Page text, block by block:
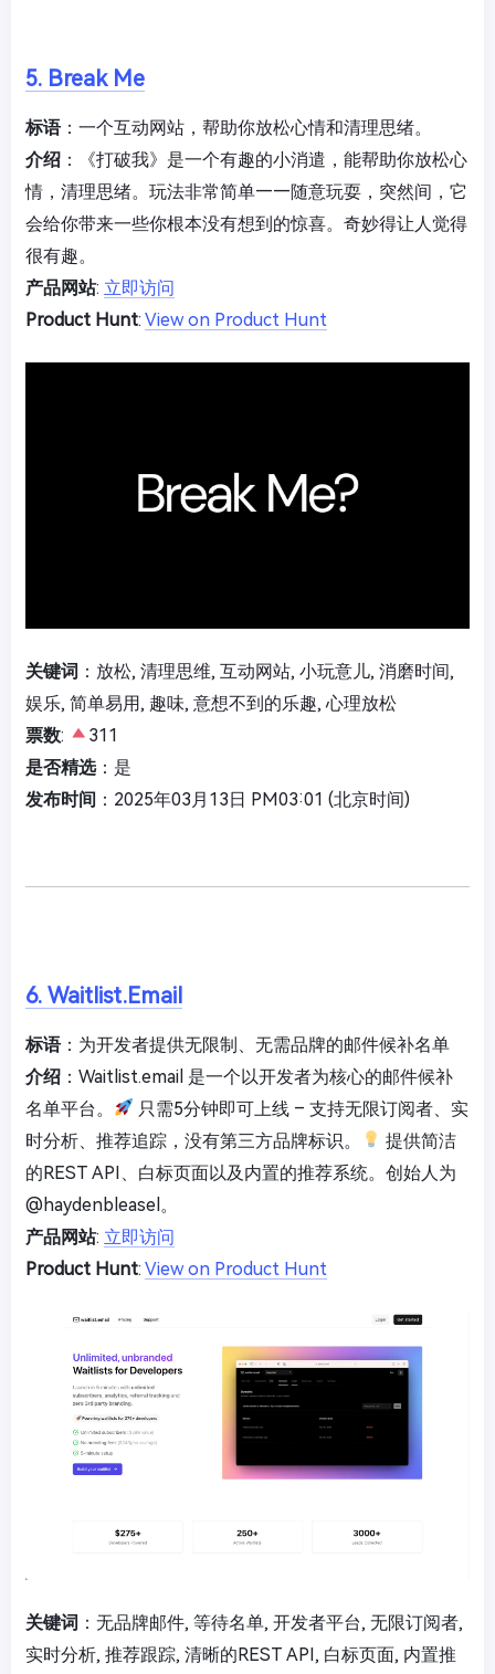
5. Break Me
标语：一个互动网站，帮助你放松心情和清理思绪。
介绍 ：《打破我》是一个有趣的小消遣，能帮助你放松心
情，清理思绪。玩法非常简单——随意玩耍，突然间，它
会给你带来一些你根本没有想到的惊喜。奇妙得让人觉得
很有趣。
产品网站: 立即访问
Product Hunt: View on Product Hunt
关键词 ：放松, 清理思维, 互动网站, 小玩意儿, 消磨时间,
娱乐, 简单易用, 趣味, 意想不到的乐趣, 心理放松
票数:
311
是否精选：是
发布时间 ：2025年03月13日 PM03:01 (北京时间)
6. Waitlist.Email
标语：为开发者提供无限制、无需品牌的邮件候补名单
介绍 ：Waitlist.email 是一个以开发者为核心的邮件候补
名单平台。
只需5分钟即可上线 – 支持无限订阅者、实
时分析、推荐追踪，没有第三方品牌标识。
提供简洁
的REST API、白标页面以及内置的推荐系统。创始人为
@haydenbleasel。
产品网站: 立即访问
Product Hunt: View on Product Hunt
关键词 ：无品牌邮件, 等待名单, 开发者平台, 无限订阅者,
实时分析, 推荐跟踪, 清晰的REST API, 白标页面, 内置推